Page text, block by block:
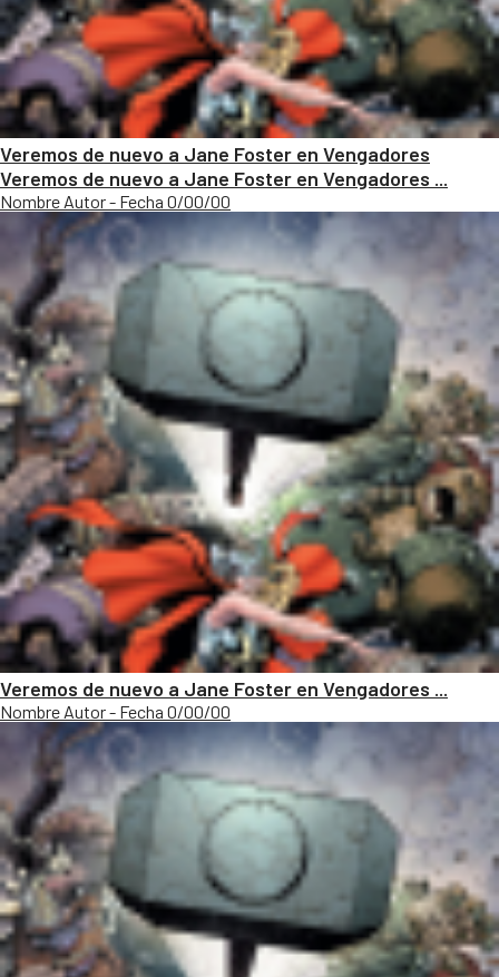
Veremos de nuevo a Jane Foster en Vengadores
Veremos de nuevo a Jane Foster en Vengadores ...
Nombre Autor - Fecha 0/00/00
Veremos de nuevo a Jane Foster en Vengadores ...
Nombre Autor - Fecha 0/00/00